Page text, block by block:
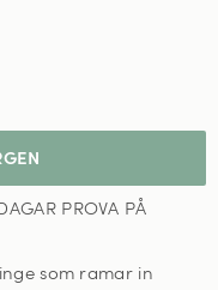
PROVA PÅ
som ramar in